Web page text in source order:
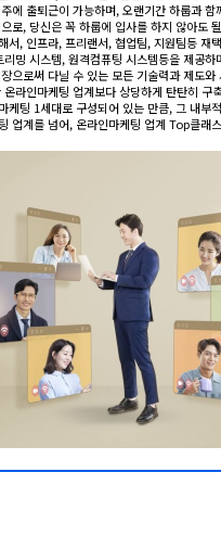
에 출퇴근이 가능하며, 오랜기간 하룹과
로, 당신은 꼭 하룹에 입사를 하지 않아도
서, 인프라, 프리랜서, 협업팀, 지원팀등 재
밍 시스템, 원격컴퓨팅 시스템등을 제공
으로써 다닐 수 있는 모든 기술력과 제도와
라인마케팅 업계보다 상당하게 탄탄히 구
케팅 1세대로 구성되어 있는 만큼, 그 내부
업계를 넘어, 온라인마케팅 업계 Top클래